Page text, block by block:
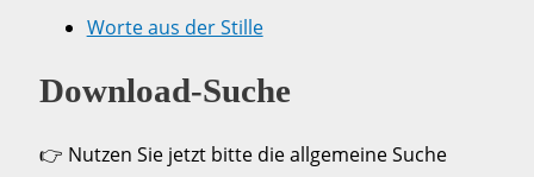
Worte aus der Stille
Download-Suche
👉 Nutzen Sie jetzt bitte die allgemeine Suche